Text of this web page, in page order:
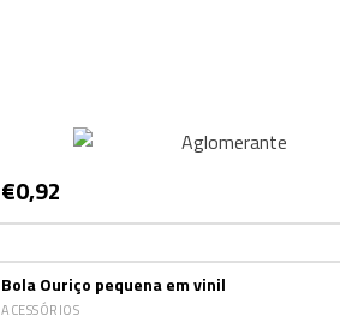
€0,92
Bola Ouriço pequena em vinil
ACESSÓRIOS